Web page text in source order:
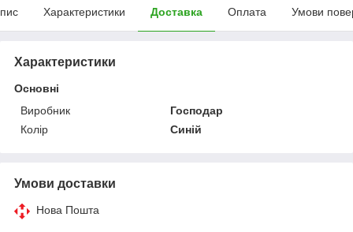
Характеристики Доставка Оплата Умови
Характеристики
Основні
Виробник
Господар
Колір
Синій
Умови доставки
Нова Пошта